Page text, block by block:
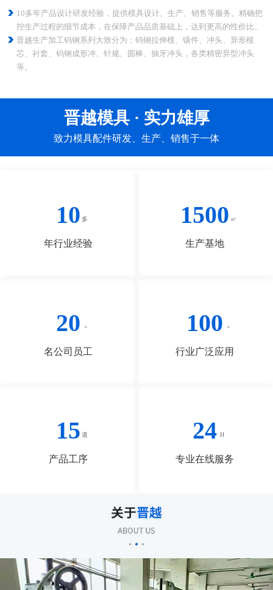
10多年产品设计研发经验，提供模具设计、生产、销售等服务。精确把
控生产过程的细节成本，在保障产品品质基础上，达到更高的性价比。
晋越生产加工钨钢系列大致分为：钨钢拉伸模、镶件、冲头、异形模
芯、衬套、钨钢成形冲、针规、圆棒、抽牙冲头，各类精密异型冲头
等。
晋越模具 · 实力雄厚
致力模具配件研发、生产、销售于一体
10
年行业经验
1500
生产基地
20
名公司员工
100
行业广泛应用
15
产品工序
24
专业在线服务